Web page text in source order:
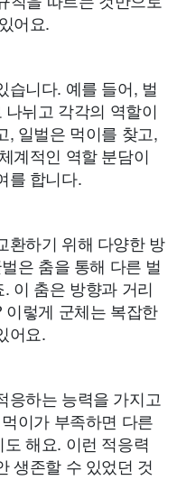
어요.
습니다. 예를 들어, 벌
뉘고 각각의 역할이
, 일벌은 먹이를 찾고,
계적인 역할 분담이
를 합니다.
환하기 위해 다양한 방
은 춤을 통해 다른 벌
이 춤은 방향과 거리
렇게 군체는 복잡한
어요.
응하는 능력을 가지고
이가 부족하면 다른
해요. 이런 적응력
생존할 수 있었던 것